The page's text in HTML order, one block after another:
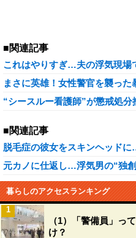
■関連記事
これはやりすぎ…夫の浮気現場
まさに英雄！女性警官を襲っ
“シースルー看護師”が懲戒処
■関連記事
脱毛症の彼女をスキンヘッド
元カノに仕返し…浮気男の“独
暮らしのアクセスランキング
（1）「警備員」っ
け？
1